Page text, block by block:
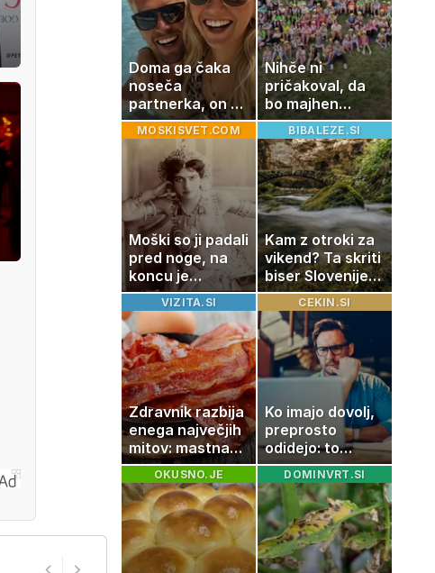
Doma ga čaka
noseča
partnerka, on pa
dopustuje z
drugo
Nihče ni
pričakoval, da
bo majhen
projekt postal
ena najlepših
zgodb Zasavja
MOSKISVET.COM
Moški so ji padali
pred noge, na
koncu je
končala pred
strelskim vodom
BIBALEZE.SI
Kam z otroki za
vikend? Ta skriti
biser Slovenije
izgleda kot iz
pravljice
VIZITA.SI
Zdravnik razbija
enega največjih
mitov: mastna
jetra ne
nastanejo
zaradi slanine,
temveč zaradi
živila, ki ga
imamo vsi radi
CEKIN.SI
Ko imajo dovolj,
preprosto
odidejo: to
znamenje
najpogosteje da
odpoved
OKUSNO.JE DOMINVRT.SI